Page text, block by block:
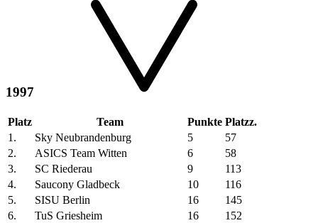
1997
Platz Team Punkte Platzz.
1.
Sky Neubrandenburg 5
57
2.
ASICS Team Witten 6
58
3.
SC Riederau 9
113
4.
Saucony Gladbeck 10
116
5.
SISU Berlin 16
145
6.
TuS Griesheim 16
152